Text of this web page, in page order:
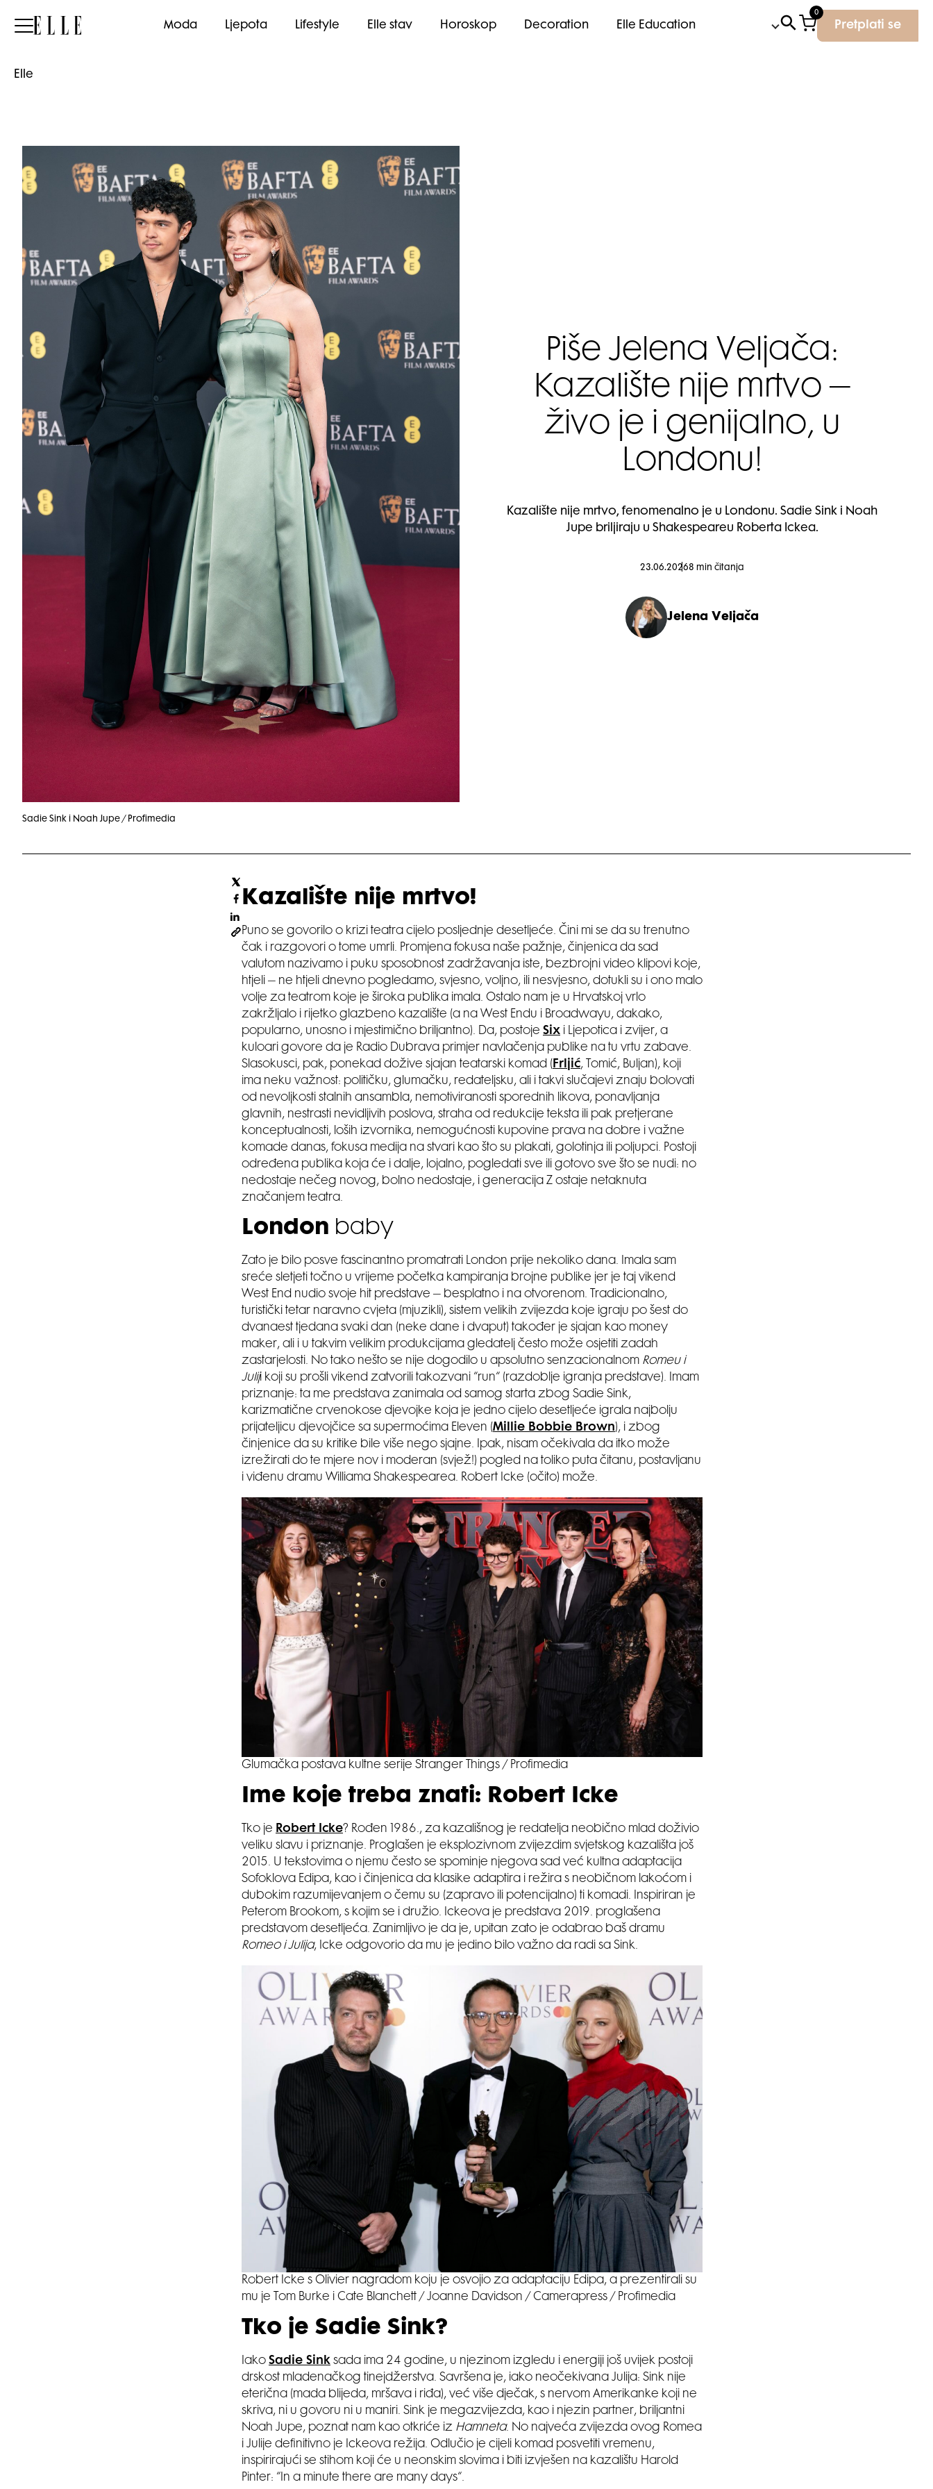
Elle Moda Ljepota Lifestyle Elle stav Horoskop Decoration Elle Education
0
Pretplati se
Elle
Piše Jelena Veljača:
Kazalište nije mrtvo –
živo je i genijalno, u
Londonu!
Kazalište nije mrtvo, fenomenalno je u Londonu. Sadie Sink i Noah
Jupe briljiraju u Shakespeareu Roberta Ickea.
23.06.20268 min čitanja
Jelena Veljača
Sadie Sink i Noah Jupe / Profimedia
Kazalište nije mrtvo!
Puno se govorilo o krizi teatra cijelo posljednje desetljeće. Čini mi se da su trenutno
čak i razgovori o tome umrli. Promjena fokusa naše pažnje, činjenica da sad
valutom nazivamo i puku sposobnost zadržavanja iste, bezbrojni video klipovi koje,
htjeli – ne htjeli dnevno pogledamo, svjesno, voljno, ili nesvjesno, dotukli su i ono malo
volje za teatrom koje je široka publika imala. Ostalo nam je u Hrvatskoj vrlo
zakržljalo i rijetko glazbeno kazalište (a na West Endu i Broadwayu, dakako,
popularno, unosno i mjestimično briljantno). Da, postoje Six i Ljepotica i zvijer, a
kuloari govore da je Radio Dubrava primjer navlačenja publike na tu vrtu zabave.
Slasokusci, pak, ponekad dožive sjajan teatarski komad ( Frljić, Tomić, Buljan), koji
ima neku važnost: političku, glumačku, redateljsku, ali i takvi slučajevi znaju bolovati
od nevoljkosti stalnih ansambla, nemotiviranosti sporednih likova, ponavljanja
glavnih, nestrasti nevidljivih poslova, straha od redukcije teksta ili pak pretjerane
konceptualnosti, loših izvornika, nemogućnosti kupovine prava na dobre i važne
komade danas, fokusa medija na stvari kao što su plakati, golotinja ili poljupci. Postoji
određena publika koja će i dalje, lojalno, pogledati sve ili gotovo sve što se nudi: no
nedostaje nečeg novog, bolno nedostaje, i generacija Z ostaje netaknuta
značanjem teatra.
London baby
Zato je bilo posve fascinantno promatrati London prije nekoliko dana. Imala sam
sreće sletjeti točno u vrijeme početka kampiranja brojne publike jer je taj vikend
West End nudio svoje hit predstave – besplatno i na otvorenom. Tradicionalno,
turistički tetar naravno cvjeta (mjuzikli), sistem velikih zvijezda koje igraju po šest do
dvanaest tjedana svaki dan (neke dane i dvaput) također je sjajan kao money
maker, ali i u takvim velikim produkcijama gledatelj često može osjetiti zadah
zastarjelosti. No tako nešto se nije dogodilo u apsolutno senzacionalnom Romeu i
Juliji koji su prošli vikend zatvorili takozvani “run“ (razdoblje igranja predstave). Imam
priznanje: ta me predstava zanimala od samog starta zbog Sadie Sink,
karizmatične crvenokose djevojke koja je jedno cijelo desetljeće igrala najbolju
prijateljicu djevojčice sa supermoćima Eleven (Millie Bobbie Brown), i zbog
činjenice da su kritike bile više nego sjajne. Ipak, nisam očekivala da itko može
izrežirati do te mjere nov i moderan (svjež!) pogled na toliko puta čitanu, postavljanu
i viđenu dramu Williama Shakespearea. Robert Icke (očito) može.
Glumačka postava kultne serije Stranger Things / Profimedia
Ime koje treba znati: Robert Icke
Tko je Robert Icke? Rođen 1986., za kazališnog je redatelja neobično mlad doživio
veliku slavu i priznanje. Proglašen je eksplozivnom zvijezdim svjetskog kazališta još
2015. U tekstovima o njemu često se spominje njegova sad već kultna adaptacija
Sofoklova Edipa, kao i činjenica da klasike adaptira i režira s neobičnom lakoćom i
dubokim razumijevanjem o čemu su (zapravo ili potencijalno) ti komadi. Inspiriran je
Peterom Brookom, s kojim se i družio. Ickeova je predstava 2019. proglašena
predstavom desetljeća. Zanimljivo je da je, upitan zato je odabrao baš dramu
Romeo i Julija, Icke odgovorio da mu je jedino bilo važno da radi sa Sink.
Robert Icke s Olivier nagradom koju je osvojio za adaptaciju Edipa, a prezentirali su
mu je Tom Burke i Cate Blanchett / Joanne Davidson / Camerapress / Profimedia
Tko je Sadie Sink?
Iako Sadie Sink sada ima 24 godine, u njezinom izgledu i energiji još uvijek postoji
drskost mladenačkog tinejdžerstva. Savršena je, iako neočekivana Julija: Sink nije
eterična (mada blijeda, mršava i riđa), već više dječak, s nervom Amerikanke koji ne
skriva, ni u govoru ni u maniri. Sink je megazvijezda, kao i njezin partner, briljantni
Noah Jupe, poznat nam kao otkriće iz Hamneta. No najveća zvijezda ovog Romea
i Julije definitivno je Ickeova režija. Odlučio je cijeli komad posvetiti vremenu,
inspirirajući se stihom koji će u neonskim slovima i biti izvješen na kazalištu Harold
Pinter: “In a minute there are many days“.